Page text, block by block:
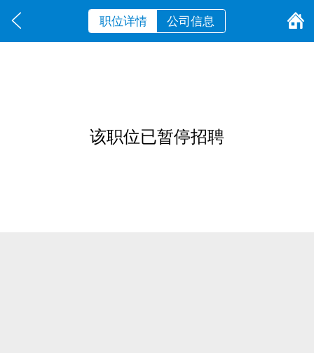
职位详情 公司信息
该职位已暂停招聘